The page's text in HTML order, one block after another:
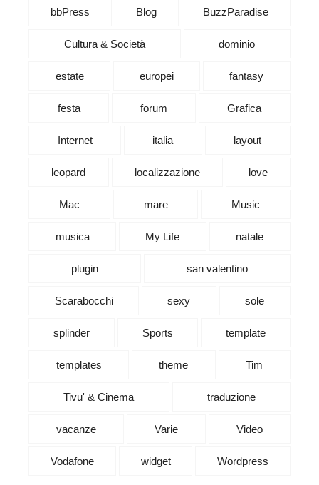
bbPress Blog BuzzParadise
Cultura & Società dominio
estate europei fantasy
festa forum Grafica
Internet italia layout
leopard localizzazione love
Mac mare Music
musica My Life natale
plugin san valentino
Scarabocchi sexy sole
splinder Sports template
templates theme Tim
Tivu' & Cinema traduzione
vacanze Varie Video
Vodafone widget Wordpress